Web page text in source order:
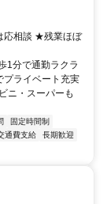
応相談 ★残業ほぼ
1分で通勤ラクラ
ライベート充実
ニ・スーパーも
固定時間制
通費支給
長期歓迎